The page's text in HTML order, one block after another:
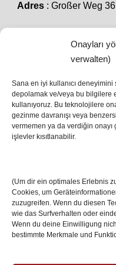
Onayları
verwalten)
Sana en iyi kullanıcı
depolamak ve/veya bu bilgilere
kullanıyoruz. Bu teknolojilere
gezinme davranışı veya
vermemen ya da verdiğin
işlevler kısıtlanabilir.
(Um dir ein optimales Erlebnis
Cookies, um
zuzugreifen. Wenn du diesen
wie das Surfverhalten oder
Wenn du deine Einwilligung
bestimmte Merkmale und
Adres : Großer Weg
SON
İstanbul’da
Villa
08 May
17 Nis